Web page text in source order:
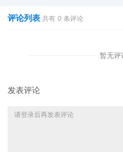
墨西哥制造业中间品进口中，
投资壁垒调查。同日，中国对
方评估报告指出，若中国采取加
评论列表 共有 0 条评论
暂无评
发表评论